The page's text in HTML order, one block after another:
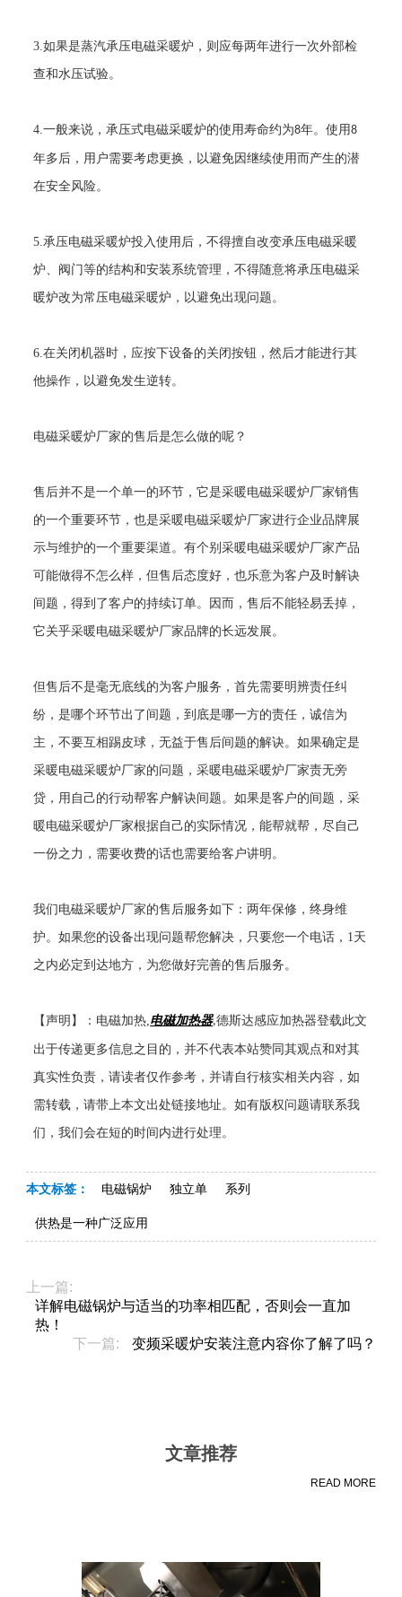
3.如果是蒸汽承压电磁采暖炉，则应每两年进行一次外部检
查和水压试验。
4.一般来说，承压式电磁采暖炉的使用寿命约为8年。使用8
年多后，用户需要考虑更换，以避免因继续使用而产生的潜
在安全风险。
5.承压电磁采暖炉投入使用后，不得擅自改变承压电磁采暖
炉、阀门等的结构和安装系统管理，不得随意将承压电磁采
暖炉改为常压电磁采暖炉，以避免出现问题。
6.在关闭机器时，应按下设备的关闭按钮，然后才能进行其
他操作，以避免发生逆转。
电磁采暖炉厂家的售后是怎么做的呢？
售后并不是一个单一的环节，它是采暖电磁采暖炉厂家销售
的一个重要环节，也是采暖电磁采暖炉厂家进行企业品牌展
示与维护的一个重要渠道。有个别采暖电磁采暖炉厂家产品
可能做得不怎么样，但售后态度好，也乐意为客户及时解诀
间题，得到了客户的持续订单。因而，售后不能轻易丢掉，
它关乎采暖电磁采暖炉厂家品牌的长远发展。
但售后不是毫无底线的为客户服务，首先需要明辨责任纠
纷，是哪个环节出了间题，到底是哪一方的责任，诚信为
主，不要互相踢皮球，无益于售后间题的解诀。如果确定是
采暖电磁采暖炉厂家的问题，采暖电磁采暖炉厂家责无旁
贷，用自己的行动帮客户解诀间题。如果是客户的间题，采
暖电磁采暖炉厂家根据自己的实际情况，能帮就帮，尽自己
一份之力，需要收费的话也需要给客户讲明。
我们电磁采暖炉厂家的售后服务如下：两年保修，终身维
护。如果您的设备出现问题帮您解决，只要您一个电话， 1天
之内必定到达地方，为您做好完善的售后服务。
【声明】：电磁加热,电磁加热器,德斯达感应加热器登载此文
出于传递更多信息之目的，并不代表本站赞同其观点和对其
真实性负责，请读者仅作参考，并请自行核实相关内容，如
需转载，请带上本文出处链接地址。如有版权问题请联系我
们，我们会在短的时间内进行处理。
本文标签： 电磁锅炉 独立单 系列
供热是一种广泛应用
上一篇:
详解电磁锅炉​与适当的功率相匹配，否则会一直加
热！
下一篇:
变频采暖炉安装注意内容你了解了吗？
文章推荐
READ MORE